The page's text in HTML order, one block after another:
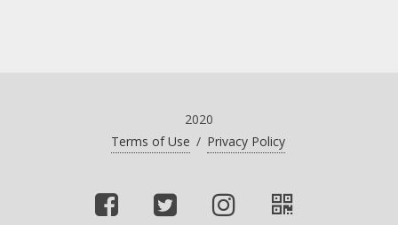
2020
Terms of Use / Privacy Policy